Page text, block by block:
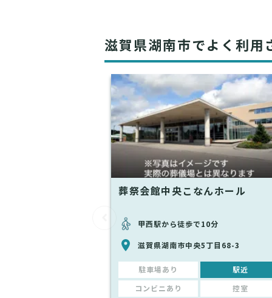
滋賀県湖南市でよく利用
葬祭会館中央こなんホール
甲西駅から徒歩で10分
滋賀県湖南市中央5丁目68-3
駐車場あり 駅近
コンビニあり 控室